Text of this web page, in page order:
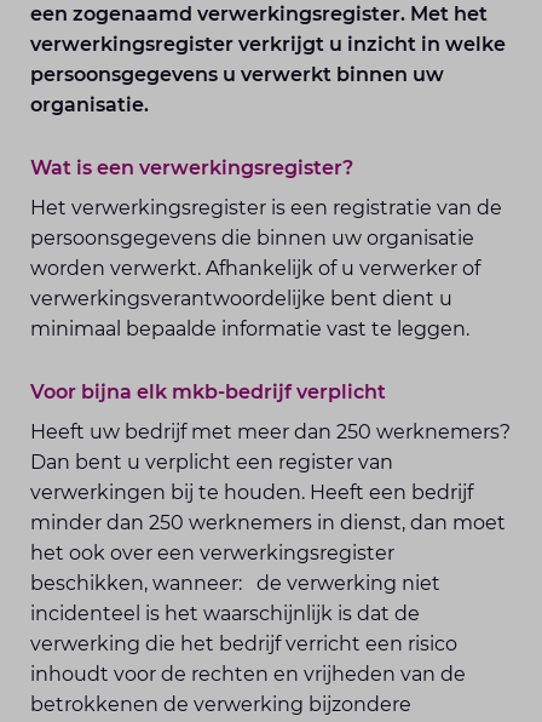
een zogenaamd verwerkingsregister. Met het
verwerkingsregister verkrijgt u inzicht in welke
persoonsgegevens u verwerkt binnen uw
organisatie.
Wat is een verwerkingsregister?
Het verwerkingsregister is een registratie van de
persoonsgegevens die binnen uw organisatie
worden verwerkt. Afhankelijk of u verwerker of
verwerkingsverantwoordelijke bent dient u
minimaal bepaalde informatie vast te leggen.
Voor bijna elk mkb-bedrijf verplicht
Heeft uw bedrijf met meer dan 250 werknemers?
Dan bent u verplicht een register van
verwerkingen bij te houden. Heeft een bedrijf
minder dan 250 werknemers in dienst, dan moet
het ook over een verwerkingsregister
beschikken, wanneer: de verwerking niet
incidenteel is het waarschijnlijk is dat de
verwerking die het bedrijf verricht een risico
inhoudt voor de rechten en vrijheden van de
betrokkenen de verwerking bijzondere